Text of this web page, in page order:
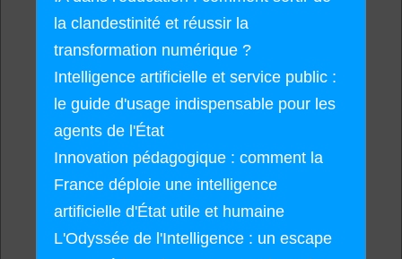
la clandestinité et réussir la
transformation numérique ?
Intelligence artificielle et service public :
le guide d'usage indispensable pour les
agents de l'État
Innovation pédagogique : comment la
France déploie une intelligence
artificielle d'État utile et humaine
L'Odyssée de l'Intelligence : un escape